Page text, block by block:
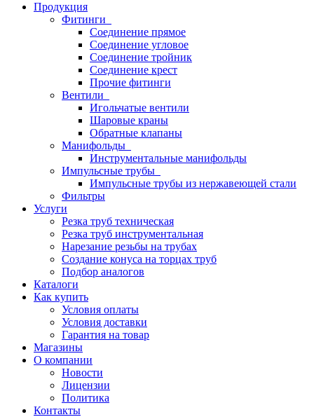
Продукция
Фитинги
Соединение прямое
Соединение угловое
Соединение тройник
Соединение крест
Прочие фитинги
Вентили
Игольчатые вентили
Шаровые краны
Обратные клапаны
Манифольды
Инструментальные манифольды
Импульсные трубы
Импульсные трубы из нержавеющей стали
Фильтры
Услуги
Резка труб техническая
Резка труб инструментальная
Нарезание резьбы на трубах
Создание конуса на торцах труб
Подбор аналогов
Каталоги
Как купить
Условия оплаты
Условия доставки
Гарантия на товар
Магазины
О компании
Новости
Лицензии
Политика
Контакты